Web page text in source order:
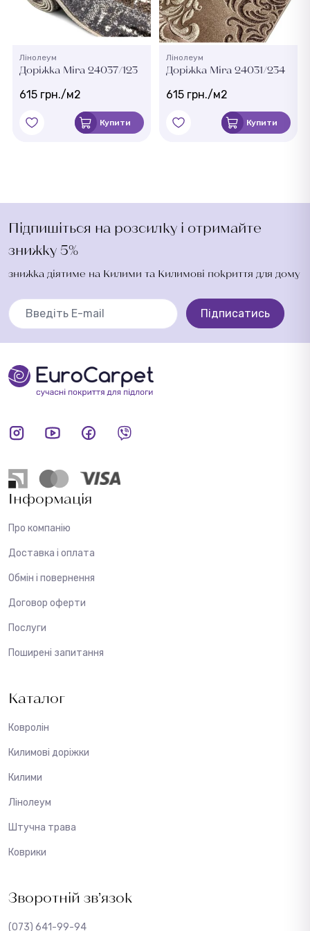
Лінолеум
Доріжка Mira 24037/123
615 грн./м2
Купити
Лінолеум
Доріжка Mira 24031/234
615 грн./м2
Купити
Підпишіться на розсилку і отримайте
знижку 5%
знижка діятиме на Килими та Килимові покриття для дому
Підписатись
Інформація
Про компанію
Доставка і оплата
Обмін і повернення
Договор оферти
Послуги
Поширені запитання
Каталог
Ковролін
Килимові доріжки
Килими
Лінолеум
Штучна трава
Коврики
Зворотній зв’язок
(073) 641-99-94